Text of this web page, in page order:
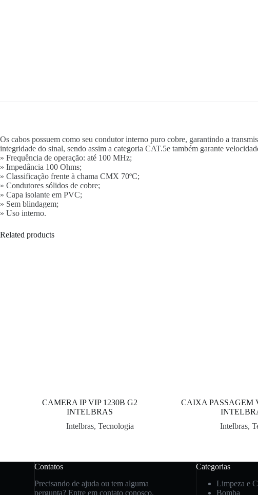
Os cabos possuem como seu condutor interno puro cobre, garantindo a
integridade do sinal, sendo assim a categoria CAT.5e também garante
» Frequência de operação: até 100 MHz;
» Impedância 100 Ohms;
» Classificação frente à chama CMX 70ºC;
» Condutores sólidos de cobre;
» Capa isolante em PVC;
» Sem blindagem;
» Uso interno.
Related products
CAMERA IP VIP 1230B G2
INTELBRAS
Intelbras, Tecnologia
CAIXA PASSAGEM
Intelbras,
Contatos
Precisando de ajuda ou tem alguma
pergunta? Entre em contato conosco.
Categorias
Limpeza e
Bomba